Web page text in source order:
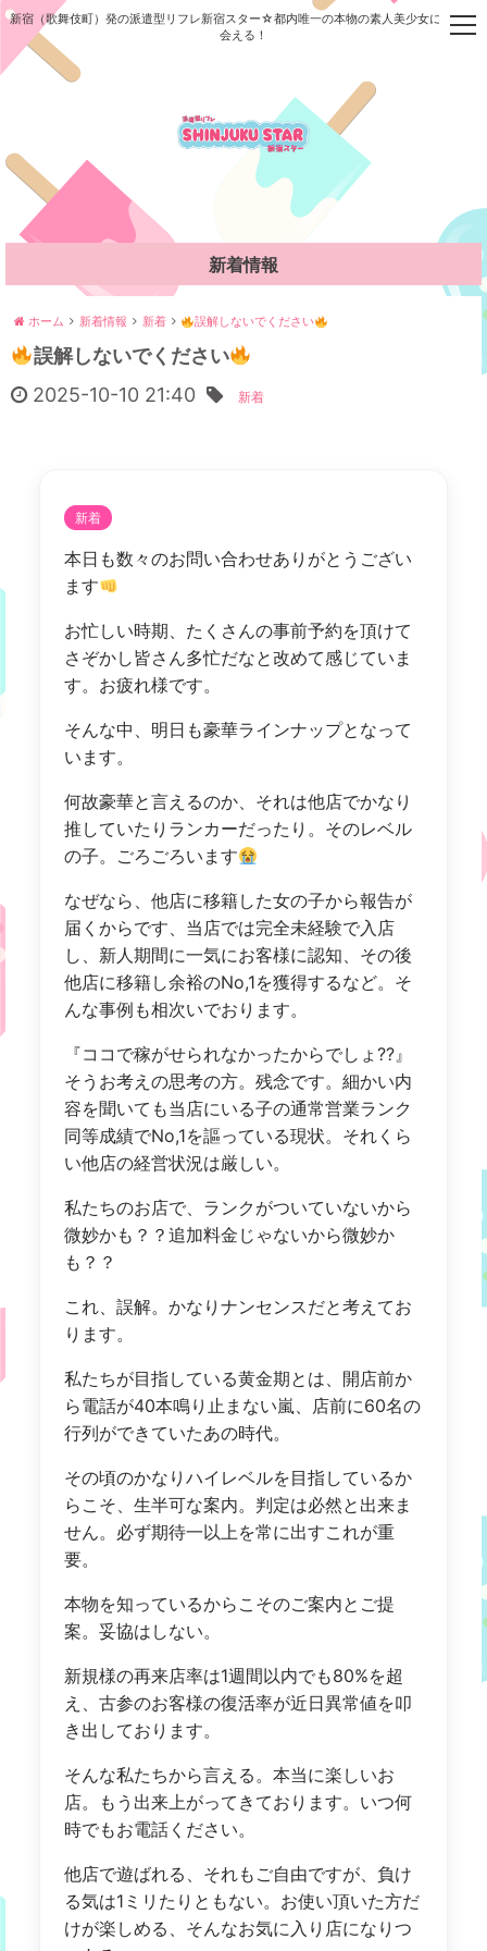
新宿（歌舞伎町）発の派遣型リフレ新宿スター☆都内唯一の本物の素人美少女に今すぐ
会える！
新着情報
ホーム 新着情報 新着 誤解しないでください
誤解しないでください
2025-10-10 21:40
新着
新着
本日も数々のお問い合わせありがとうござい
ます
お忙しい時期、たくさんの事前予約を頂けて
さぞかし皆さん多忙だなと改めて感じていま
す。お疲れ様です。
そんな中、明日も豪華ラインナップとなって
います。
何故豪華と言えるのか、それは他店でかなり
推していたりランカーだったり。そのレベル
の子。ごろごろいます
なぜなら、他店に移籍した女の子から報告が
届くからです、当店では完全未経験で入店
し、新人期間に一気にお客様に認知、その後
他店に移籍し余裕のNo,1を獲得するなど。そ
んな事例も相次いでおります。
『ココで稼がせられなかったからでしょ??』
そうお考えの思考の方。残念です。細かい内
容を聞いても当店にいる子の通常営業ランク
同等成績でNo,1を謳っている現状。それくら
い他店の経営状況は厳しい。
私たちのお店で、ランクがついていないから
微妙かも？？追加料金じゃないから微妙か
も？？
これ、誤解。かなりナンセンスだと考えてお
ります。
私たちが目指している黄金期とは、開店前か
ら電話が40本鳴り止まない嵐、店前に60名の
行列ができていたあの時代。
その頃のかなりハイレベルを目指しているか
らこそ、生半可な案内。判定は必然と出来ま
せん。必ず期待一以上を常に出すこれが重
要。
本物を知っているからこそのご案内とご提
案。妥協はしない。
新規様の再来店率は1週間以内でも80%を超
え、古参のお客様の復活率が近日異常値を叩
き出しております。
そんな私たちから言える。本当に楽しいお
店。もう出来上がってきております。いつ何
時でもお電話ください。
他店で遊ばれる、それもご自由ですが、負け
る気は1ミリたりともない。お使い頂いた方だ
けが楽しめる、そんなお気に入り店になりつ
t
v
t